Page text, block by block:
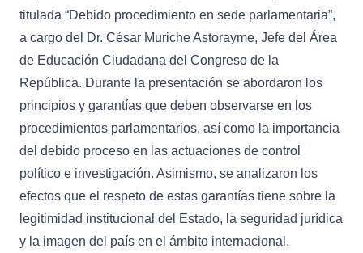
titulada “Debido procedimiento en sede parlamentaria”,
a cargo del Dr. César Muriche Astorayme, Jefe del Área
de Educación Ciudadana del Congreso de la
República. Durante la presentación se abordaron los
principios y garantías que deben observarse en los
procedimientos parlamentarios, así como la importancia
del debido proceso en las actuaciones de control
político e investigación. Asimismo, se analizaron los
efectos que el respeto de estas garantías tiene sobre la
legitimidad institucional del Estado, la seguridad jurídica
y la imagen del país en el ámbito internacional.